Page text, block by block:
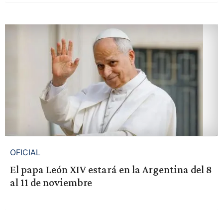
OFICIAL
El papa León XIV estará en la Argentina del 8
al 11 de noviembre